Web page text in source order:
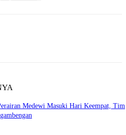
Medewi Masuki Hari Keempat, Tim